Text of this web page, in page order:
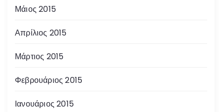
Μάιος 2015
Απρίλιος 2015
Μάρτιος 2015
Φεβρουάριος 2015
Ιανουάριος 2015